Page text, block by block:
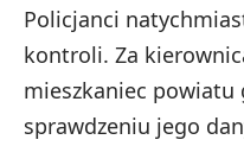
Policjanci
kontroli. Za
mieszkaniec powiatu
sprawdzeniu jego